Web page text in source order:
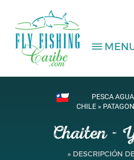
AGUA
AGUA
HOSTED
PESCA
CHILE »
Chaiten -
» DESCRIPCIÓN